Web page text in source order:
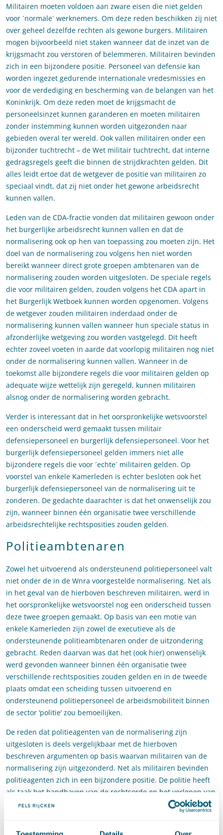
Militairen moeten voldoen aan zware eisen die niet gelden
voor ´normale´ werknemers. Om deze reden beschikken zij niet
over geheel dezelfde rechten als gewone burgers. Militairen
mogen bijvoorbeeld niet staken wanneer dat de inzet van de
krijgsmacht zou verstoren of belemmeren. Militairen bevinden
zich in een bijzondere positie. Personeel van defensie kan
worden ingezet gedurende internationale vredesmissies en
voor de verdediging en bescherming van de belangen van het
Koninkrijk. Om deze reden moet de krijgsmacht de
personeelsinzet kunnen garanderen en moeten militairen
zonder instemming kunnen worden uitgezonden naar
gebieden overal ter wereld. Ook vallen militairen onder een
bijzonder tuchtrecht – de Wet militair tuchtrecht, dat interne
gedragsregels geeft die binnen de strijdkrachten gelden. Dit
alles leidt ertoe dat de wetgever de positie van militairen zo
speciaal vindt, dat zij niet onder het gewone arbeidsrecht
kunnen vallen.
Leden van de CDA-fractie vonden dat militairen gewoon onder
het burgerlijke arbeidsrecht kunnen vallen en dat de
normalisering ook op hen van toepassing zou moeten zijn. Het
doel van de normalisering zou volgens hen niet worden
bereikt wanneer direct grote groepen ambtenaren van de
normalisering zouden worden uitgesloten. De speciale regels
die voor militairen gelden, zouden volgens het CDA apart in
het Burgerlijk Wetboek kunnen worden opgenomen. Volgens
de wetgever zouden militairen inderdaad onder de
normalisering kunnen vallen wanneer hun speciale status in
afzonderlijke wetgeving zou worden vastgelegd. Dit heeft
echter zoveel voeten in aarde dat voorlopig militairen nog niet
onder de normalisering kunnen vallen. Wanneer in de
toekomst alle bijzondere regels die voor militairen gelden op
adequate wijze wettelijk zijn geregeld, kunnen militairen
alsnog onder de normalisering worden gebracht.
Verder is interessant dat in het oorspronkelijke wetsvoorstel
een onderscheid werd gemaakt tussen militair
defensiepersoneel en burgerlijk defensiepersoneel. Voor het
burgerlijk defensiepersoneel gelden immers niet alle
bijzondere regels die voor ´echte´ militairen gelden. Op
voorstel van enkele Kamerleden is echter besloten ook het
burgerlijk defensiepersoneel van de normalisering uit te
zonderen. De gedachte daarachter is dat het onwenselijk zou
zijn, wanneer binnen één organisatie twee verschillende
arbeidsrechtelijke rechtsposities zouden gelden.
Politieambtenaren
Zowel het uitvoerend als ondersteunend politiepersoneel valt
niet onder de in de Wnra voorgestelde normalisering. Net als
in het geval van de hierboven beschreven militairen, werd in
het oorspronkelijke wetsvoorstel nog een onderscheid tussen
deze twee groepen gemaakt. Op basis van een motie van
enkele Kamerleden zijn zowel de executieve als de
ondersteunende politieambtenaren onder de uitzondering
gebracht. Reden daarvan was dat het (ook hier) onwenselijk
werd gevonden wanneer binnen één organisatie twee
verschillende rechtsposities zouden gelden en in de tweede
plaats omdat een scheiding tussen uitvoerend en
ondersteunend politiepersoneel de arbeidsmobiliteit binnen
de sector ‘politie’ zou bemoeilijken.
De reden dat politieagenten van de normalisering zijn
uitgesloten is deels vergelijkbaar met de hierboven
beschreven argumenten op basis waarvan militairen van de
normalisering zijn uitgezonderd. Net als militairen bevinden
politieagenten zich in een bijzondere positie. De politie heeft
als taak het handhaven van de rechtsorde en het verlenen van
hulp aan hen die dat nodig hebben. Om deze taak goed te
kunnen uitoefenen gelden voor politieagenten bijzondere